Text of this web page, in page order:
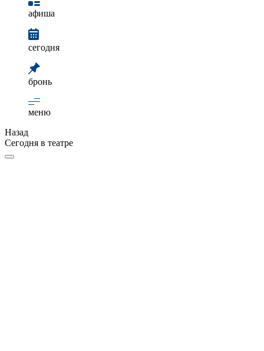
афиша
сегодня
бронь
меню
Назад
Сегодня в театре